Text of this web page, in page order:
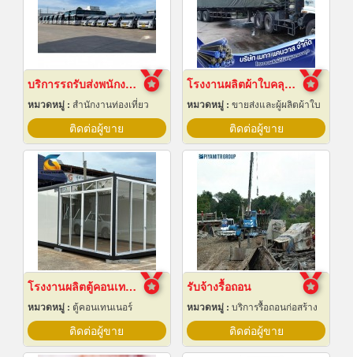
บริการรถรับส่งพนักงาน ฉะเชิงเทรา
หมวดหมู่ : สำนักงานท่องเที่ยว
ติดต่อผู้ขาย
โรงงานผลิตผ้าใบคลุมรถบรรทุก
หมวดหมู่ : ขายส่งและผู้ผลิตผ้าใบ
ติดต่อผู้ขาย
โรงงานผลิตตู้คอนเทนเนอร์น็อคดาวน์
หมวดหมู่ : ตู้คอนเทนเนอร์
ติดต่อผู้ขาย
รับจ้างรื้อถอน
หมวดหมู่ : บริการรื้อถอนก่อสร้าง
ติดต่อผู้ขาย